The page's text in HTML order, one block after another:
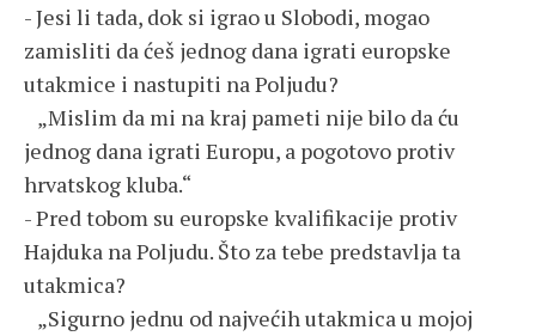
- Jesi li tada, dok si igrao u Slobodi, mogao
zamisliti da ćeš jednog dana igrati europske
utakmice i nastupiti na Poljudu?
„Mislim da mi na kraj pameti nije bilo da ću
jednog dana igrati Europu, a pogotovo protiv
hrvatskog kluba.“
- Pred tobom su europske kvalifikacije protiv
Hajduka na Poljudu. Što za tebe predstavlja ta
utakmica?
„Sigurno jednu od najvećih utakmica u mojoj